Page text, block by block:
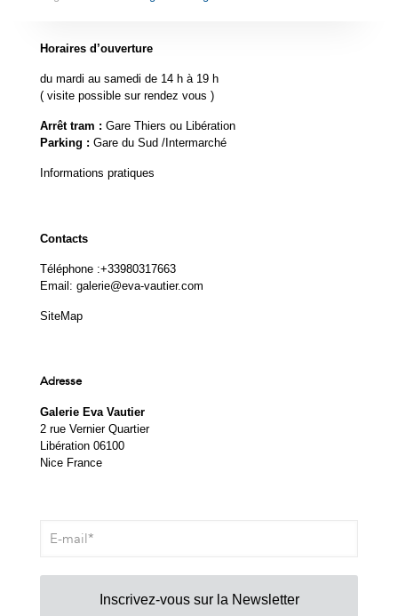
Horaires d’ouverture
du mardi au samedi de 14 h à 19 h
( visite possible sur rendez vous )
Arrêt tram : Gare Thiers ou Libération
Parking : Gare du Sud /Intermarché
Informations pratiques
Contacts
Téléphone :+33980317663
Email: galerie@eva-vautier.com
SiteMap
Adresse
Galerie Eva Vautier
2 rue Vernier Quartier
Libération 06100
Nice France
Inscrivez-vous sur la Newsletter